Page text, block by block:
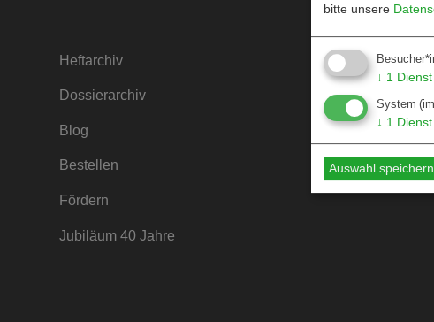
Heftarchiv
Dossierarchiv
Blog
Bestellen
Fördern
Jubiläum 40 Jahre
Kontakt
Mediadaten
Hinweise für
Hinweise für
bitte unsere
↓ 1 Dienst
System
↓ 1 Dienst
Auswahl speichern